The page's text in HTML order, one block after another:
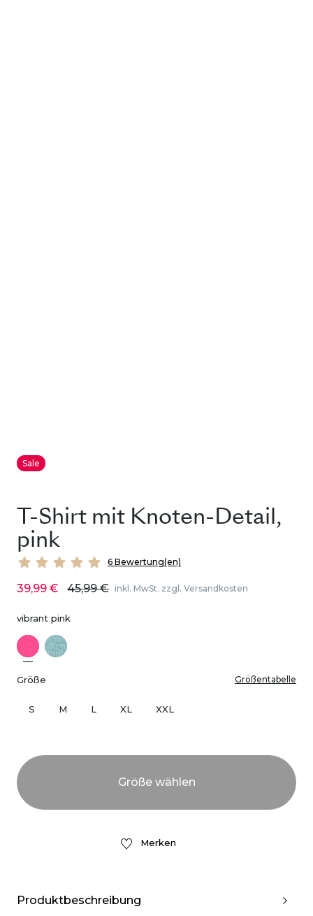
Sale
T-Shirt mit Knoten-Detail,
pink
6 Bewertung(en)
39,99 € 45,99 € inkl. MwSt. zzgl. Versandkosten
vibrant pink
Größe Größentabelle
S M L XL XXL
Merken
Produktbeschreibung